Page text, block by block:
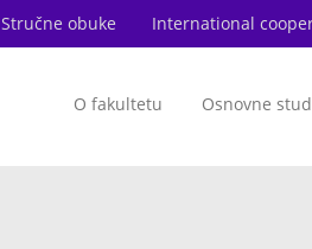
Stručne obuke International
O fakultetu Osnovne